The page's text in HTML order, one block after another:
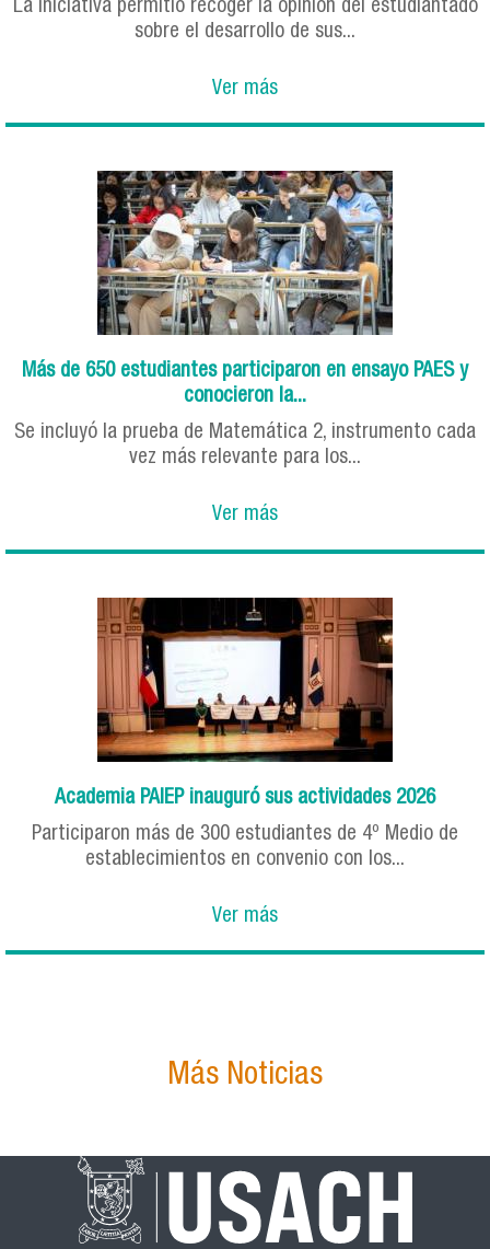
La iniciativa permitió recoger la opinión del estudiantado
sobre el desarrollo de sus...
Ver más
Más de 650 estudiantes participaron en ensayo PAES y
conocieron la...
Se incluyó la prueba de Matemática 2, instrumento cada
vez más relevante para los...
Ver más
Academia PAIEP inauguró sus actividades 2026
Participaron más de 300 estudiantes de 4º Medio de
establecimientos en convenio con los...
Ver más
Más Noticias